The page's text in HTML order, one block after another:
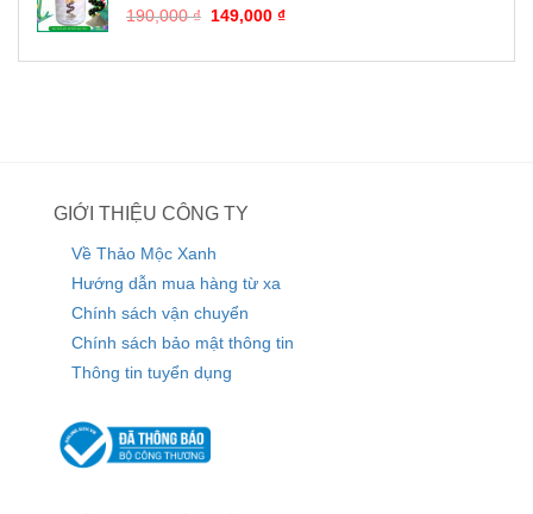
190,000₫ 149,000₫
GIỚI THIỆU CÔNG TY
Về Thảo Mộc Xanh
Hướng dẫn mua hàng từ xa
Chính sách vận chuyển
Chính sách bảo mật thông tin
Thông tin tuyển dụng